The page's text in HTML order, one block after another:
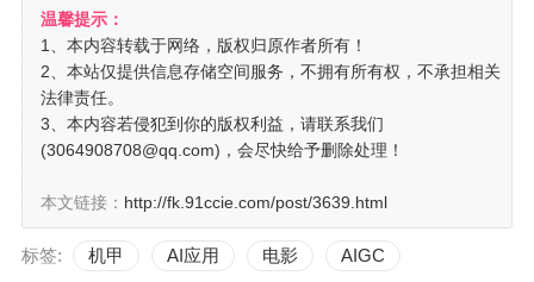
温馨提示：
1、本内容转载于网络，版权归原作者所有！
2、本站仅提供信息存储空间服务，不拥有所有权，不承担相关
法律责任。
3、本内容若侵犯到你的版权利益，请联系我们
(3064908708@qq.com)，会尽快给予删除处理！
本文链接： http://fk.91ccie.com/post/3639.html
标签: 机甲 AI应用 电影 AIGC